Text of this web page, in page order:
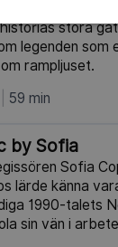
stora
legenden
rampljuset.
59 min
by Sofia
Sofia
lärde känna
1990-talets
sin vän i